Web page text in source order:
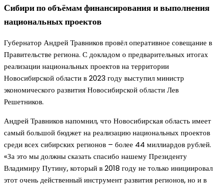
Сибири по объёмам финансирования и выполнения
национальных проектов
Губернатор Андрей Травников провёл оперативное совещание в
Правительстве региона. С докладом о предварительных итогах
реализации национальных проектов на территории
Новосибирской области в 2023 году выступил министр
экономического развития Новосибирской области Лев
Решетников.
Андрей Травников напомнил, что Новосибирская область имеет
самый большой бюджет на реализацию национальных проектов
среди всех сибирских регионов – более 44 миллиардов рублей.
«За это мы должны сказать спасибо нашему Президенту
Владимиру Путину, который в 2018 году не только инициировал
этот очень действенный инструмент развития регионов, но и в